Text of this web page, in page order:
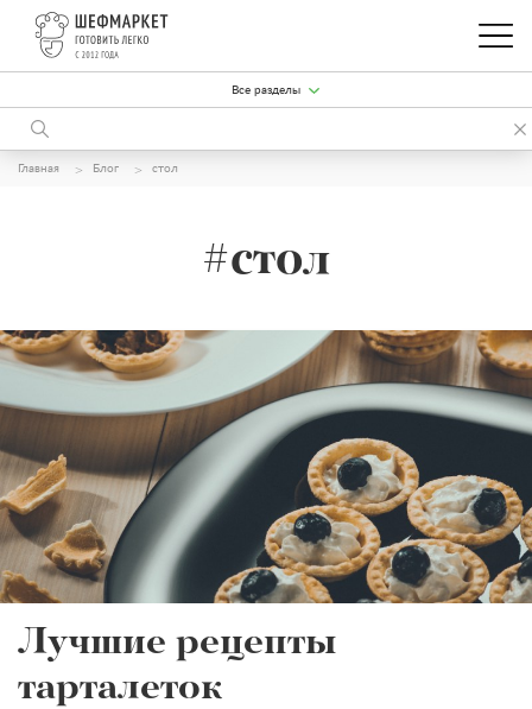
Все разделы
Главная Блог стол
#стол
Лучшие рецепты
тарталеток